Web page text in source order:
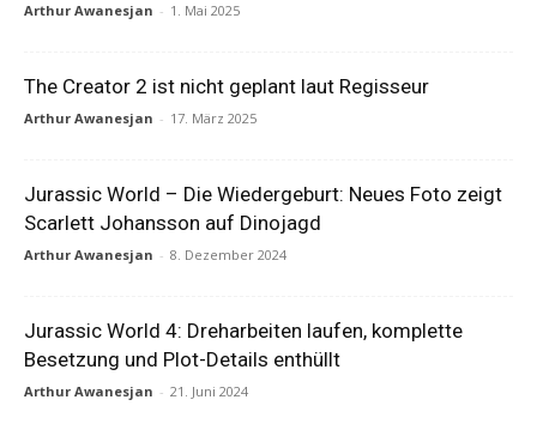
Arthur Awanesjan - 1. Mai 2025
The Creator 2 ist nicht geplant laut Regisseur
Arthur Awanesjan - 17. März 2025
Jurassic World – Die Wiedergeburt: Neues Foto zeigt
Scarlett Johansson auf Dinojagd
Arthur Awanesjan - 8. Dezember 2024
Jurassic World 4: Dreharbeiten laufen, komplette
Besetzung und Plot-Details enthüllt
Arthur Awanesjan - 21. Juni 2024